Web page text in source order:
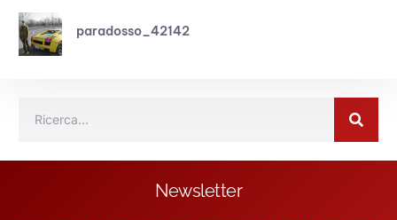
paradosso_42142
Newsletter